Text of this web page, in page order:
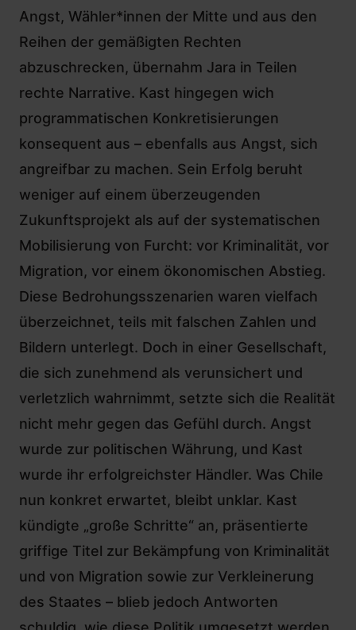
Angst, Wähler*innen der Mitte und aus den
Reihen der gemäßigten Rechten
abzuschrecken, übernahm Jara in Teilen
rechte Narrative. Kast hingegen wich
programmatischen Konkretisierungen
konsequent aus – ebenfalls aus Angst, sich
angreifbar zu machen. Sein Erfolg beruht
weniger auf einem überzeugenden
Zukunftsprojekt als auf der systematischen
Mobilisierung von Furcht: vor Kriminalität, vor
Migration, vor einem ökonomischen Abstieg.
Diese Bedrohungsszenarien waren vielfach
überzeichnet, teils mit falschen Zahlen und
Bildern unterlegt. Doch in einer Gesellschaft,
die sich zunehmend als verunsichert und
verletzlich wahrnimmt, setzte sich die Realität
nicht mehr gegen das Gefühl durch. Angst
wurde zur politischen Währung, und Kast
wurde ihr erfolgreichster Händler. Was Chile
nun konkret erwartet, bleibt unklar. Kast
kündigte „große Schritte“ an, präsentierte
griffige Titel zur Bekämpfung von Kriminalität
und von Migration sowie zur Verkleinerung
des Staates – blieb jedoch Antworten